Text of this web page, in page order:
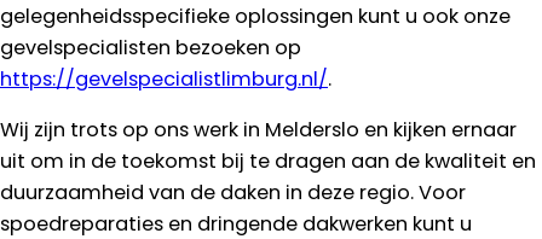
gelegenheidsspecifieke oplossingen kunt u ook onze
gevelspecialisten bezoeken op
https://gevelspecialistlimburg.nl/.
Wij zijn trots op ons werk in Melderslo en kijken ernaar
uit om in de toekomst bij te dragen aan de kwaliteit en
duurzaamheid van de daken in deze regio. Voor
spoedreparaties en dringende dakwerken kunt u